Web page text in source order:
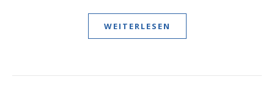
WEITERLESEN